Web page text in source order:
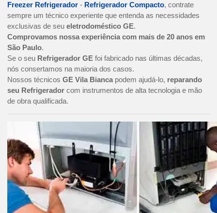
Freezer Refrigerador - Refrigerador Compacto, contrate
sempre um técnico experiente que entenda as necessidades
exclusivas de seu eletrodoméstico GE.
Comprovamos nossa experiência com mais de 20 anos em
São Paulo.
Se o seu Refrigerador GE foi fabricado nas últimas décadas,
nós consertamos na maioria dos casos.
Nossos técnicos GE Vila Bianca podem ajudá-lo, reparando
seu Refrigerador com instrumentos de alta tecnologia e mão
de obra qualificada.